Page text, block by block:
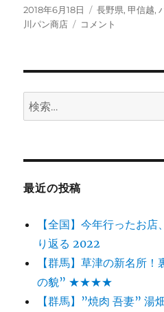
投
稿
2018年6月18日
カ
テ
長野県,甲信越,
川パン商店
【長
の
外
お
し
れ
な
ン
屋
さ
コメント
検
索:
最近の投稿
【全国】今年行ったお
り返る 2022
【群馬】草津の新名所
の貌” ★★★★
【群馬】”焼肉 吾妻” 湯